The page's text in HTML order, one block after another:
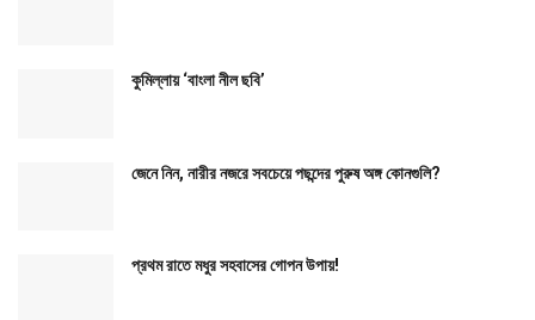
কুমিল্লায় ‘বাংলা নীল ছবি’
জেনে নিন, নারীর নজরে সবচেয়ে পছন্দের পুরুষ অঙ্গ কোনগুলি?
প্রথম রাতে মধুর সহবাসের গোপন উপায়!